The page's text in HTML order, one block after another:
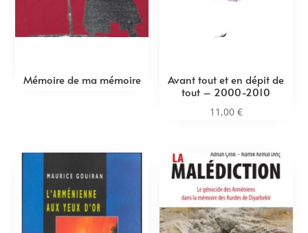
Mémoire de ma mémoire
Avant tout et en dépit de
tout – 2000-2010
11,00 €